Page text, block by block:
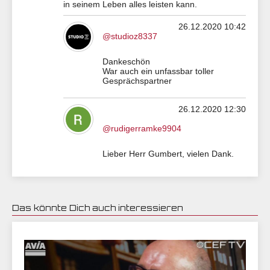
in seinem Leben alles leisten kann.
26.12.2020 10:42
@studioz8337
Dankeschön
War auch ein unfassbar toller
Gesprächspartner
26.12.2020 12:30
@rudigerramke9904
Lieber Herr Gumbert, vielen Dank.
Das könnte Dich auch interessieren
19.12.2020 07:51 | CEF Nürnberg